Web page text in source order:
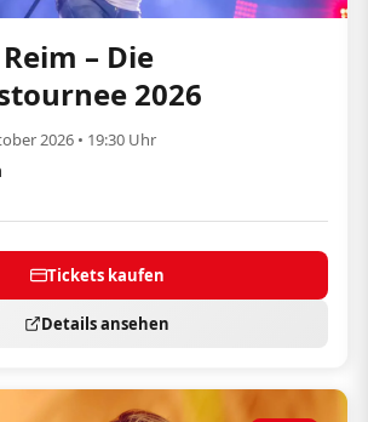
– Die
2026
2026 • 19:30 Uhr
Tickets kaufen
Details ansehen